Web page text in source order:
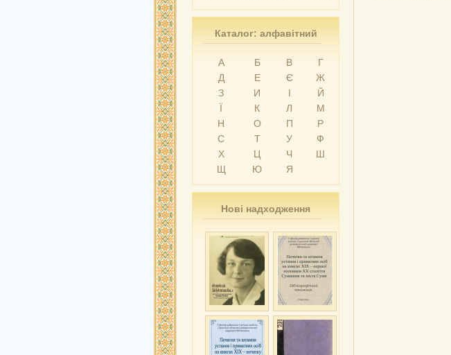
Каталог: алфавітний
А Б В
Г
Д
Е Є
Ж
З
И І
Й
Ї
К Л
М
Н
О П
Р
С
Т У
Ф
Х
Ц Ч
Ш
Щ
Ю Я
Нові надходження